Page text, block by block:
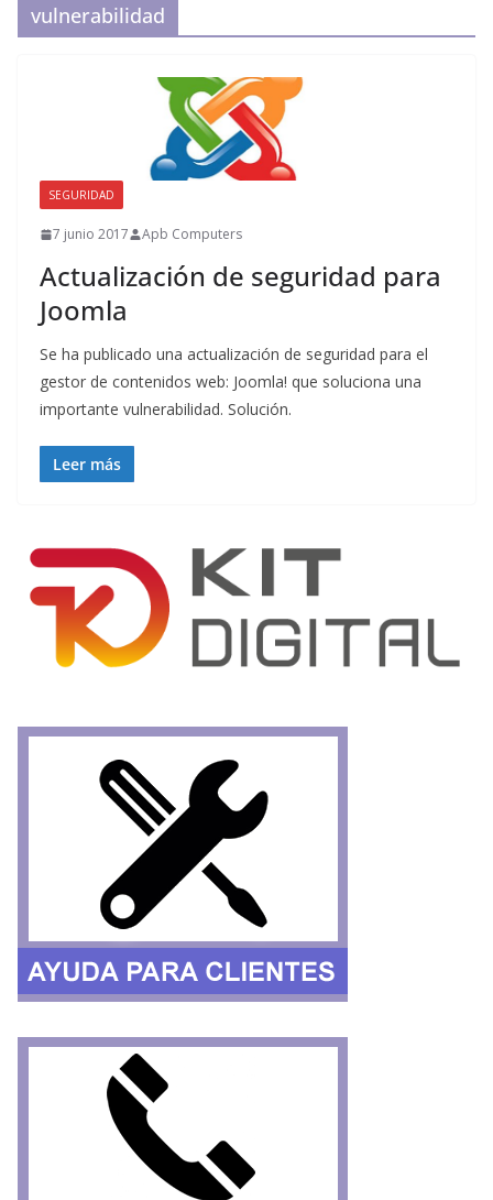
vulnerabilidad
SEGURIDAD
7 junio 2017 Apb Computers
Actualización de seguridad para
Joomla
Se ha publicado una actualización de seguridad para el
gestor de contenidos web: Joomla! que soluciona una
importante vulnerabilidad. Solución.
Leer más